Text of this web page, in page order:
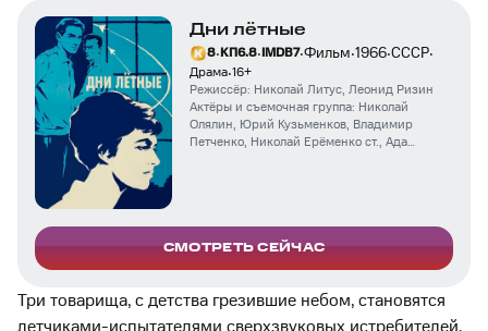
Дни лётные
8·КП6.8·IMDB7·Фильм·1966·СССР·
Драма·16+
Режиссёр: Николай Литус, Леонид Ризин
Актёры и съемочная группа: Николай
Олялин, Юрий Кузьменков, Владимир
Петченко, Николай Ерёменко ст., Ада
СМОТРЕТЬ СЕЙЧАС
Три товарища, с детства грезившие небом, становятся